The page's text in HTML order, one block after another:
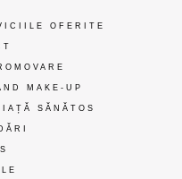
OFERITE
MAKE-UP
SĂNĂTOS